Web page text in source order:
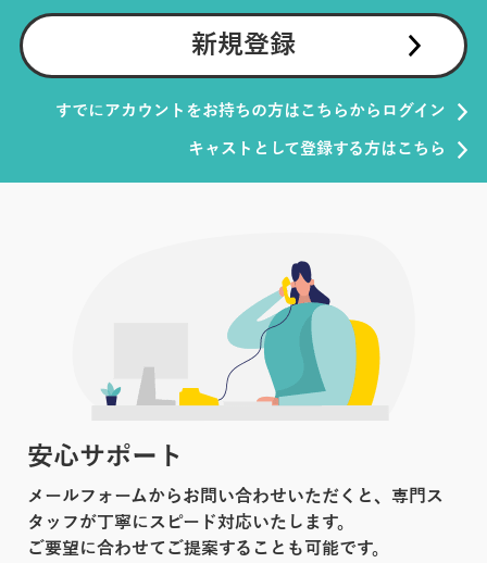
新規登録
すでにアカウントをお持ちの方はこちらからログイン
キャストとして登録する方はこちら
安心サポート
メールフォームからお問い合わせいただくと、専門ス
タッフが丁寧にスピード対応いたします。
ご要望に合わせてご提案することも可能です。